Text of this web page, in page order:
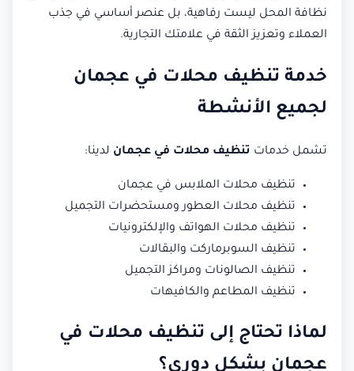
نظافة المحل ليست رفاهية، بل عنصر أساسي في جذب
العملاء وتعزيز الثقة في علامتك التجارية.
خدمة تنظيف محلات في عجمان
لجميع الأنشطة
تشمل خدمات تنظيف محلات في عجمان لدينا:
تنظيف محلات الملابس في عجمان
تنظيف محلات العطور ومستحضرات التجميل
تنظيف محلات الهواتف والإلكترونيات
تنظيف السوبرماركت والبقالات
تنظيف الصالونات ومراكز التجميل
تنظيف المطاعم والكافيهات
لماذا تحتاج إلى تنظيف محلات في
عجمان بشكل دوري؟